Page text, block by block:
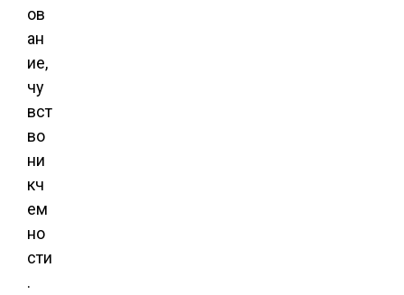
ов
ан
ие,
чу
вст
во
ни
кч
ем
но
сти
.